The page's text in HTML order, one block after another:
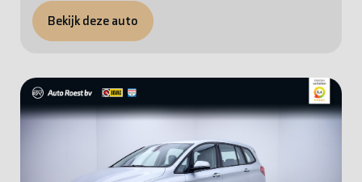
Bekijk deze auto